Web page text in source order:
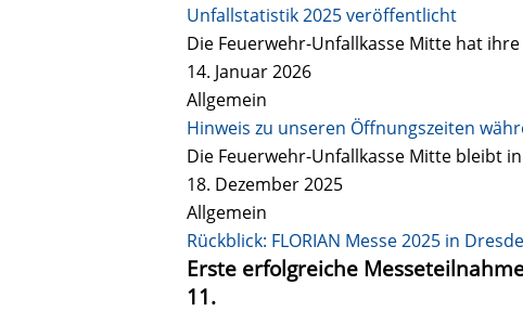
Unfallstatistik 2025 veröffentlicht
Die Feuerwehr-Unfallkasse Mitte hat
14. Januar 2026
Allgemein
Hinweis zu unseren Öffnungszeiten
Die Feuerwehr-Unfallkasse Mitte bleibt
18. Dezember 2025
Allgemein
Rückblick: FLORIAN Messe 2025 in
Erste erfolgreiche
11.